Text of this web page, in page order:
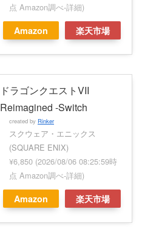
点 Amazon調べ-詳細)
Amazon 楽天市場
ドラゴンクエストVII
Reimagined -Switch
created by Rinker
スクウェア・エニックス
(SQUARE ENIX)
¥6,850 (2026/08/06 08:25:59時
点 Amazon調べ-詳細)
Amazon 楽天市場